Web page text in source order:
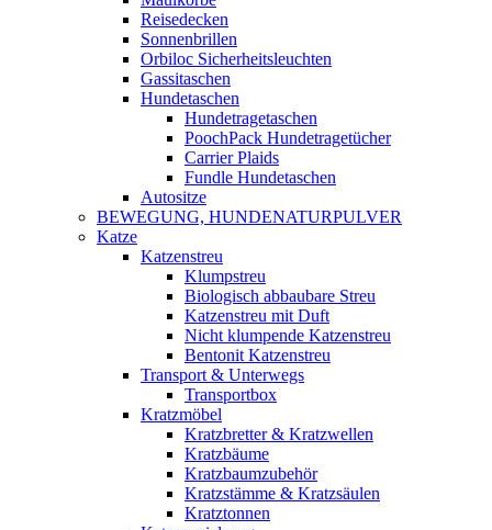
Reisedecken
Sonnenbrillen
Orbiloc Sicherheitsleuchten
Gassitaschen
Hundetaschen
Hundetragetaschen
PoochPack Hundetragetücher
Carrier Plaids
Fundle Hundetaschen
Autositze
BEWEGUNG, HUNDENATURPULVER
Katze
Katzenstreu
Klumpstreu
Biologisch abbaubare Streu
Katzenstreu mit Duft
Nicht klumpende Katzenstreu
Bentonit Katzenstreu
Transport & Unterwegs
Transportbox
Kratzmöbel
Kratzbretter & Kratzwellen
Kratzbäume
Kratzbaumzubehör
Kratzstämme & Kratzsäulen
Kratztonnen